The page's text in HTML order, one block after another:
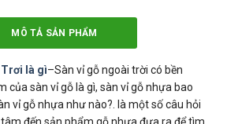
MÔ TẢ SẢN PHẨM
Trơi là gì–Sàn vỉ gỗ ngoài trời có bền
của sàn vỉ gỗ là gì, sàn vỉ gỗ nhựa bao
vỉ gỗ nhựa như nào?. là một số câu hỏi